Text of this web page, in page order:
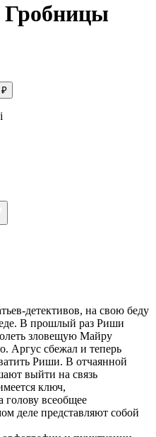
₽
детективов, на свою беду
В прошлый раз Риши
зловещую Майру
Аргус сбежал и теперь
Риши. В отчаянной
выйти на связь
ключ,
голову всеобщее
деле представляют собой